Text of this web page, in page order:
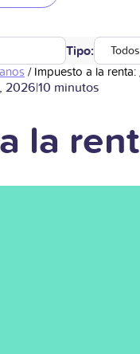
Tipo:
/ Impuesto a la renta:
2026|10 minutos
la